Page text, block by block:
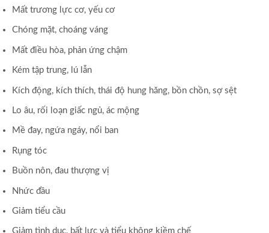
Mất trương lực cơ, yếu cơ
Chóng mặt, choáng váng
Mất điều hòa, phản ứng chậm
Kém tập trung, lú lẫn
Kích động, kích thích, thái độ hung hăng, bồn chồn, sợ sệt
Lo âu, rối loạn giấc ngủ, ác mộng
Mề đay, ngứa ngáy, nổi ban
Rụng tóc
Buồn nôn, đau thượng vị
Nhức đầu
Giảm tiểu cầu
Giảm tình dục, bất lực và tiểu không kiềm chế